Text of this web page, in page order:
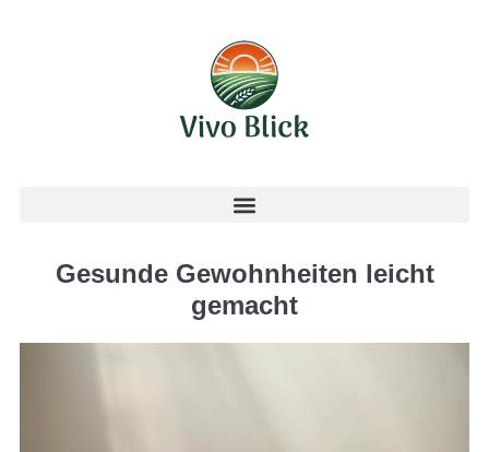
Gesunde Gewohnheiten leicht
gemacht